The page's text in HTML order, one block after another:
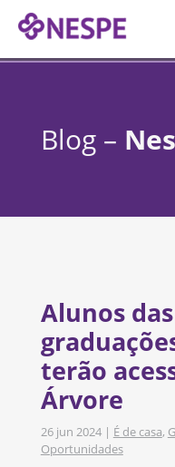
Blog –
Alunos
terão
Árvore
26 jun 2024| É de casa,
Oportunidades